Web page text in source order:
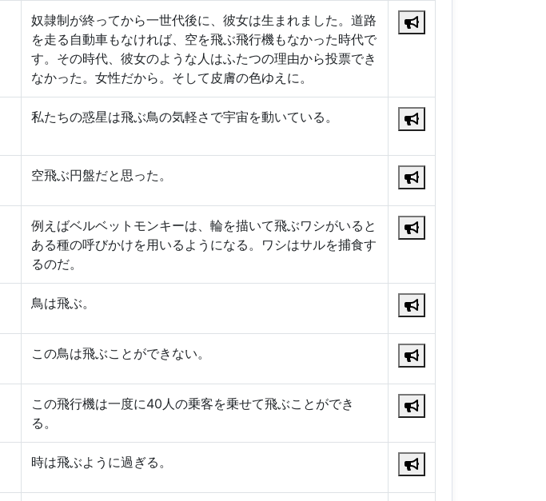
奴隷制が終ってから一世代後に、彼女は生まれました。道路
を走る自動車もなければ、空を飛ぶ飛行機もなかった時代で
す。その時代、彼女のような人はふたつの理由から投票でき
なかった。女性だから。そして皮膚の色ゆえに。
私たちの惑星は飛ぶ鳥の気軽さで宇宙を動いている。
空飛ぶ円盤だと思った。
例えばベルベットモンキーは、輪を描いて飛ぶワシがいると
ある種の呼びかけを用いるようになる。ワシはサルを捕食す
るのだ。
鳥は飛ぶ。
この鳥は飛ぶことができない。
この飛行機は一度に40人の乗客を乗せて飛ぶことができ
る。
時は飛ぶように過ぎる。